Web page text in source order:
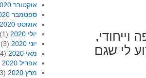
וייחודי,
לי שגם
אוקטובר 2020
ספטמבר 2020
אוגוסט 2020
יולי 2020
(1)
יוני 2020
(3)
מאי 2020
(4)
אפריל 2020
מרץ 2020
(3)